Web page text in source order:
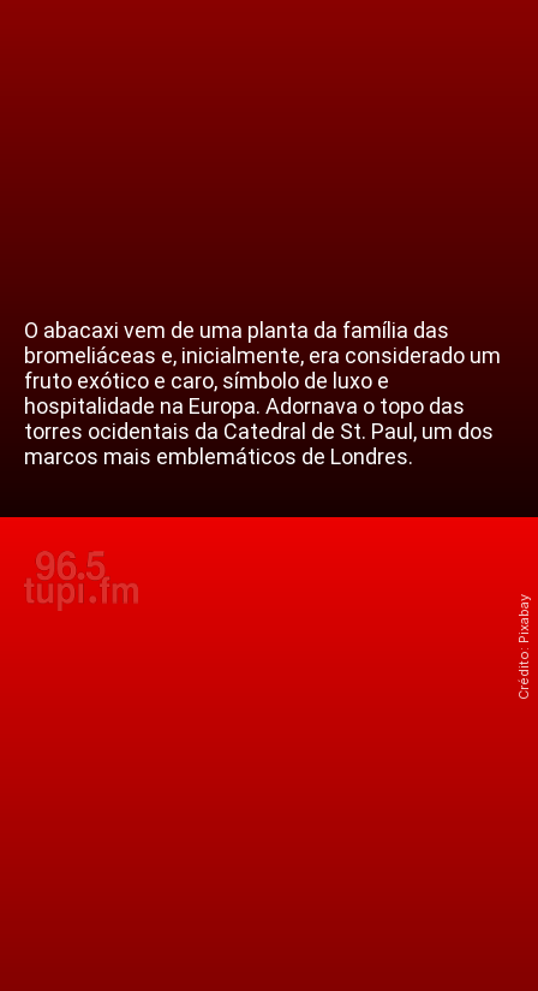
O abacaxi vem de uma planta da família das
bromeliáceas e, inicialmente, era considerado um
fruto exótico e caro, símbolo de luxo e
hospitalidade na Europa. Adornava o topo das
torres ocidentais da Catedral de St. Paul, um dos
marcos mais emblemáticos de Londres.
Crédito: Pixabay